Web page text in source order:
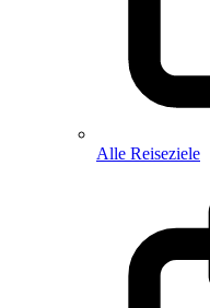
Alle Reiseziele